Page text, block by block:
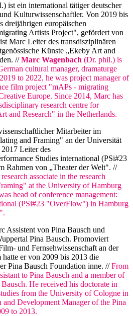
ist ein international tätiger deutscher
Kulturwissenschaftler. Von 2019 bis
dreijährigen europäischen
Artists Project", gefördert von
Marc Leiter des transdisziplinären
Künste „Ekeby Art and
//Marc Wagenbach (Dr. phil.) is
cultural manager, dramaturge
to 2022, he was project manager of
film project "mAPs - migrating
Europe. Since 2014, Marc has
research centre for
and Research" in the Netherlands.
Mitarbeiter im
and Framing" an der Universität
Leiter des
Studies international (PSi#23
Rahmen von „Theater der Welt". //
associate in the research
at the University of Hamburg
head of conference management:
(PSi#23 "OverFlow") in Hamburg
Assistent von Pina Bausch und
Pina Bausch. Promoviert
und Fernsehwissenschaft an der
er von 2009 bis 2013 die
Pina Bausch Foundation inne. //From
to Pina Bausch and a member of
He received his doctorate in
from the University of Cologne in
and Development Manager of the Pina
to 2013.